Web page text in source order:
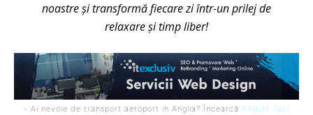
noastre și transformă fiecare zi într-un prilej de
relaxare și timp liber!
- Ai nevoie de transport aeroport in Anglia? Încearcă Airport Taxi